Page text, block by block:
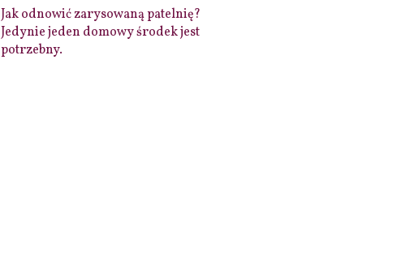
Jak odnowić zarysowaną patelnię?
Jedynie jeden domowy środek jest
potrzebny.